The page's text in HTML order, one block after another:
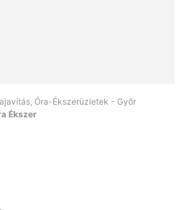
Óra-Ékszerüzletek - Győr
Ékszer